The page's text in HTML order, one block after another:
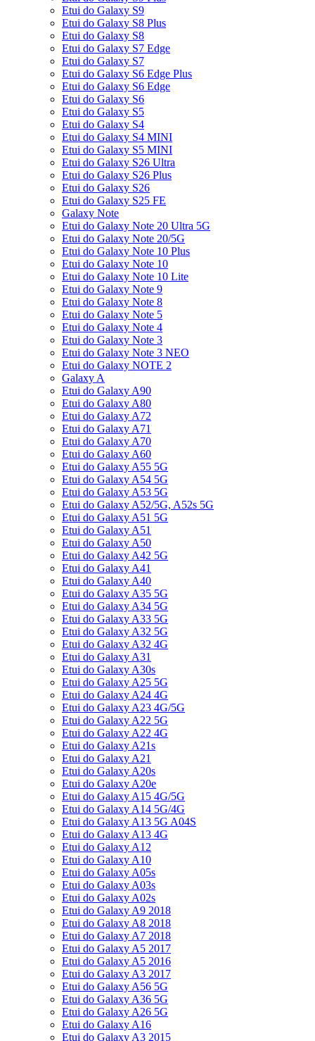
Etui do Galaxy S9
Etui do Galaxy S8 Plus
Etui do Galaxy S8
Etui do Galaxy S7 Edge
Etui do Galaxy S7
Etui do Galaxy S6 Edge Plus
Etui do Galaxy S6 Edge
Etui do Galaxy S6
Etui do Galaxy S5
Etui do Galaxy S4
Etui do Galaxy S4 MINI
Etui do Galaxy S5 MINI
Etui do Galaxy S26 Ultra
Etui do Galaxy S26 Plus
Etui do Galaxy S26
Etui do Galaxy S25 FE
Galaxy Note
Etui do Galaxy Note 20 Ultra 5G
Etui do Galaxy Note 20/5G
Etui do Galaxy Note 10 Plus
Etui do Galaxy Note 10
Etui do Galaxy Note 10 Lite
Etui do Galaxy Note 9
Etui do Galaxy Note 8
Etui do Galaxy Note 5
Etui do Galaxy Note 4
Etui do Galaxy Note 3
Etui do Galaxy Note 3 NEO
Etui do Galaxy NOTE 2
Galaxy A
Etui do Galaxy A90
Etui do Galaxy A80
Etui do Galaxy A72
Etui do Galaxy A71
Etui do Galaxy A70
Etui do Galaxy A60
Etui do Galaxy A55 5G
Etui do Galaxy A54 5G
Etui do Galaxy A53 5G
Etui do Galaxy A52/5G, A52s 5G
Etui do Galaxy A51 5G
Etui do Galaxy A51
Etui do Galaxy A50
Etui do Galaxy A42 5G
Etui do Galaxy A41
Etui do Galaxy A40
Etui do Galaxy A35 5G
Etui do Galaxy A34 5G
Etui do Galaxy A33 5G
Etui do Galaxy A32 5G
Etui do Galaxy A32 4G
Etui do Galaxy A31
Etui do Galaxy A30s
Etui do Galaxy A25 5G
Etui do Galaxy A24 4G
Etui do Galaxy A23 4G/5G
Etui do Galaxy A22 5G
Etui do Galaxy A22 4G
Etui do Galaxy A21s
Etui do Galaxy A21
Etui do Galaxy A20s
Etui do Galaxy A20e
Etui do Galaxy A15 4G/5G
Etui do Galaxy A14 5G/4G
Etui do Galaxy A13 5G A04S
Etui do Galaxy A13 4G
Etui do Galaxy A12
Etui do Galaxy A10
Etui do Galaxy A05s
Etui do Galaxy A03s
Etui do Galaxy A02s
Etui do Galaxy A9 2018
Etui do Galaxy A8 2018
Etui do Galaxy A7 2018
Etui do Galaxy A5 2017
Etui do Galaxy A5 2016
Etui do Galaxy A3 2017
Etui do Galaxy A56 5G
Etui do Galaxy A36 5G
Etui do Galaxy A26 5G
Etui do Galaxy A16
Etui do Galaxy A3 2015